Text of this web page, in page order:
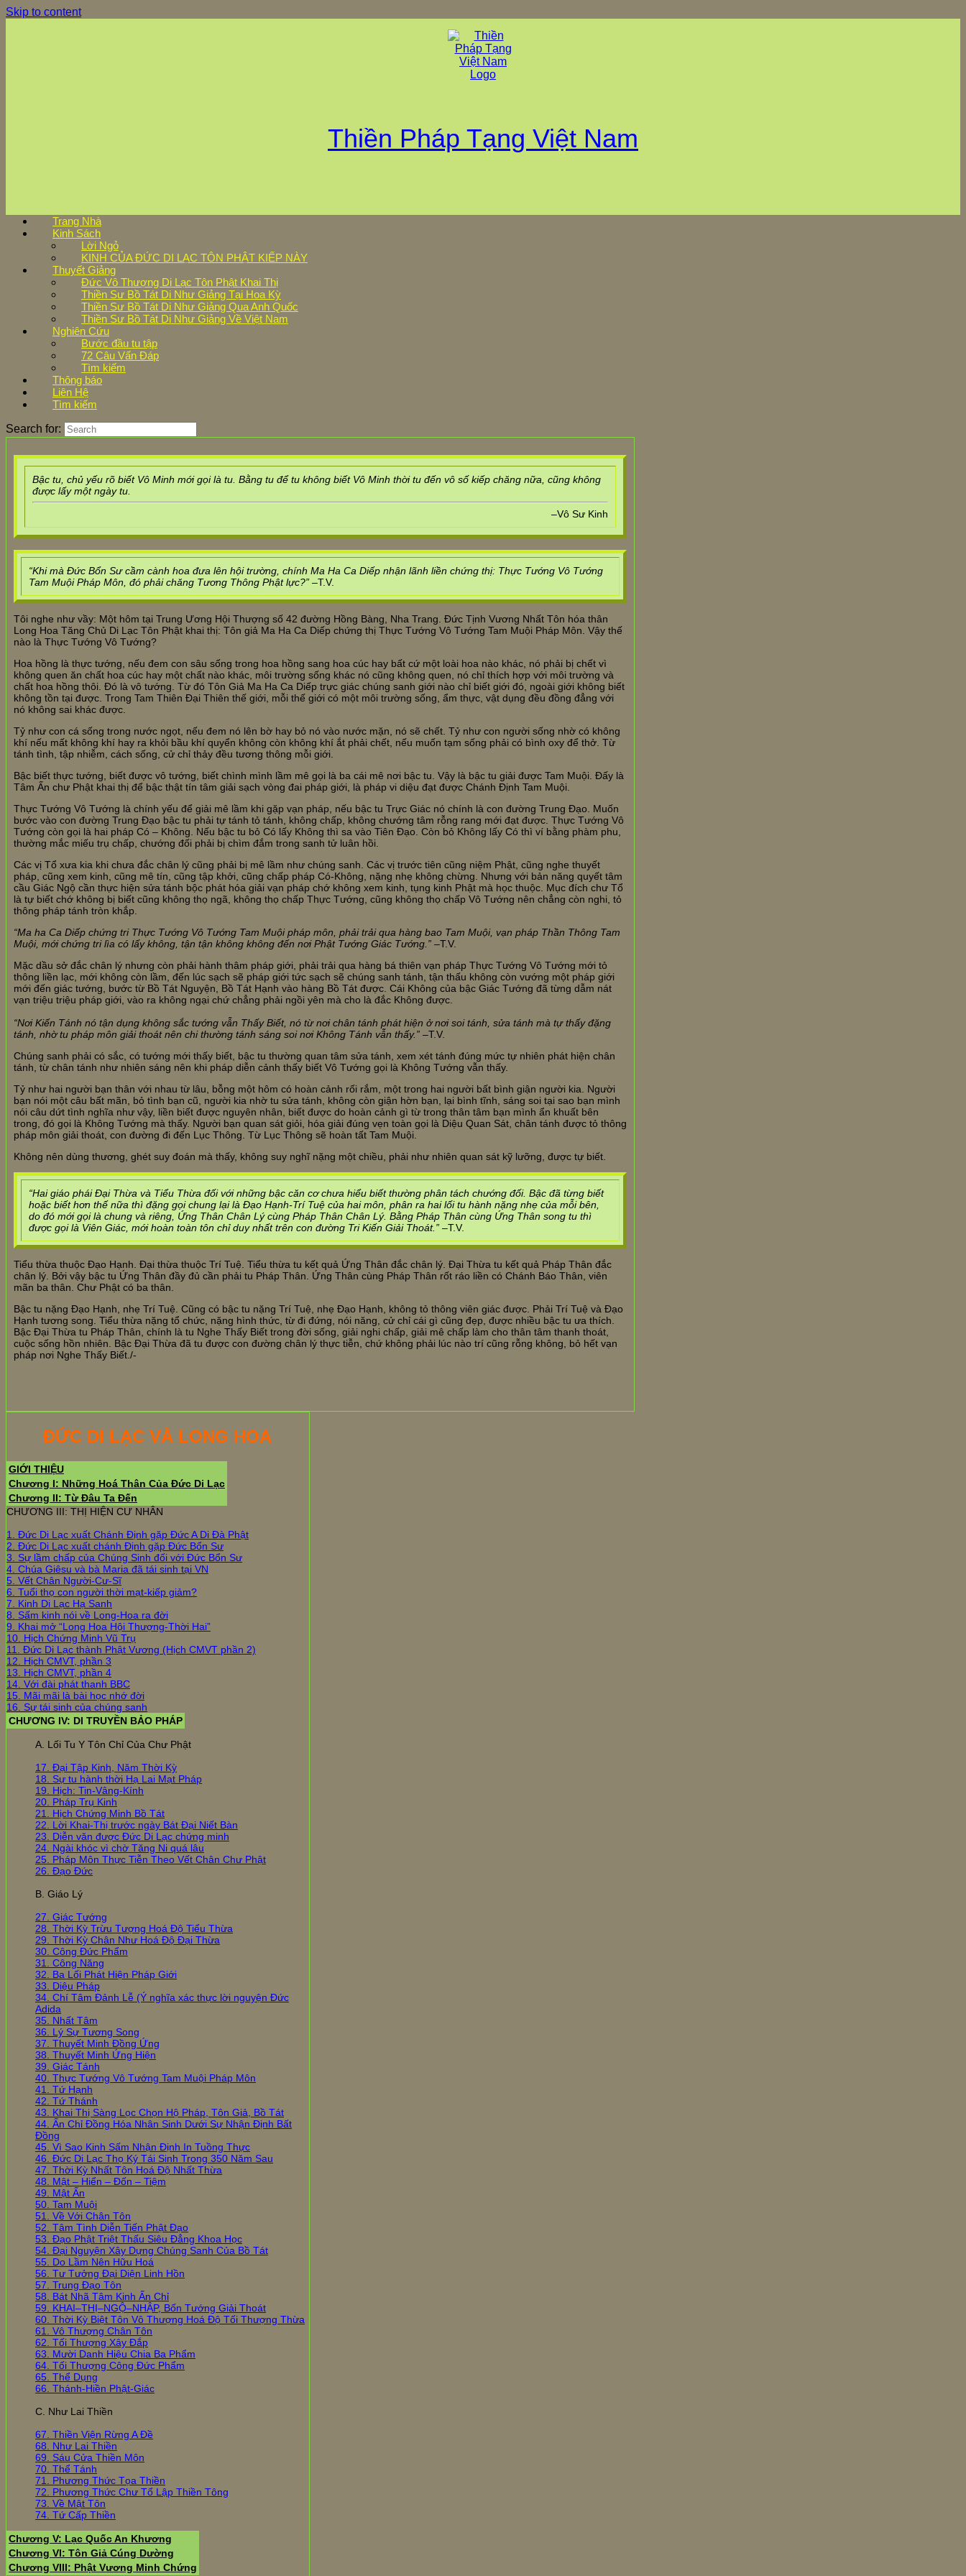
Skip to content
Thiền Pháp Tạng Việt Nam
Trang Nhà
Kinh Sách
Lời Ngỏ
KINH CỦA ĐỨC DI LẠC TÔN PHẬT KIẾP NÀY
Thuyết Giảng
Đức Vô Thượng Di Lạc Tôn Phật Khai Thị
Thiền Sư Bồ Tát Di Như Giảng Tại Hoa Kỳ
Thiền Sư Bồ Tát Di Như Giảng Qua Anh Quốc
Thiền Sư Bồ Tát Di Như Giảng Về Việt Nam
Nghiên Cứu
Bước đầu tu tập
72 Câu Vấn Đáp
Tìm kiếm
Thông báo
Liên Hệ
Tìm kiếm
Search for:
Bậc tu, chủ yếu rõ biết Vô Minh mới gọi là tu. Bằng tu để tu không biết Vô Minh thời tu đến vô số kiếp chăng nữa, cũng không
được lấy một ngày tu.
–Vô Sư Kinh
“Khi mà Đức Bổn Sư cầm cành hoa đưa lên hội trường, chính Ma Ha Ca Diếp nhận lãnh liền chứng thị: Thực Tướng Vô Tướng
Tam Muội Pháp Môn, đó phải chăng Tương Thông Phật lực?” –T.V.
Tôi nghe như vầy: Một hôm tại Trung Ương Hội Thượng số 42 đường Hồng Bàng, Nha Trang. Đức Tịnh Vương Nhất Tôn hóa thân
Long Hoa Tăng Chủ Di Lạc Tôn Phật khai thị: Tôn giả Ma Ha Ca Diếp chứng thị Thực Tướng Vô Tướng Tam Muội Pháp Môn. Vậy thế
nào là Thực Tướng Vô Tướng?
Hoa hồng là thực tướng, nếu đem con sâu sống trong hoa hồng sang hoa cúc hay bất cứ một loài hoa nào khác, nó phải bị chết vì
không quen ăn chất hoa cúc hay một chất nào khác, môi trường sống khác nó cũng không quen, nó chỉ thích hợp với môi trường và
chất hoa hồng thôi. Đó là vô tướng. Từ đó Tôn Giả Ma Ha Ca Diếp trực giác chúng sanh giới nào chỉ biết giới đó, ngoài giới không biết
không tồn tại được. Trong Tam Thiên Đại Thiên thế giới, mỗi thế giới có một môi trường sống, ẩm thực, vật dụng đều đồng đẳng với
nó không sai khác được.
Tỷ như con cá sống trong nước ngọt, nếu đem nó lên bờ hay bỏ nó vào nước mặn, nó sẽ chết. Tỷ như con người sống nhờ có không
khí nếu mất không khí hay ra khỏi bầu khí quyển không còn không khí ắt phải chết, nếu muốn tạm sống phải có bình oxy để thở. Từ
tánh tình, tập nhiễm, cách sống, cử chỉ thảy đều tương thông mỗi giới.
Bậc biết thực tướng, biết được vô tướng, biết chình mình lầm mê gọi là ba cái mê nơi bậc tu. Vậy là bậc tu giải được Tam Muội. Đấy là
Tâm Ấn chư Phật khai thị để bậc thật tín tâm giải sạch vòng đai pháp giới, là pháp vi diệu đạt được Chánh Định Tam Muội.
Thực Tướng Vô Tướng là chính yếu để giải mê lầm khi gặp vạn pháp, nếu bậc tu Trực Giác nó chính là con đường Trung Đạo. Muốn
bước vào con đường Trung Đạo bậc tu phải tự tánh tỏ tánh, không chấp, không chướng tâm rỗng rang mới đạt được. Thực Tướng Vô
Tướng còn gọi là hai pháp Có – Không. Nếu bậc tu bỏ Có lấy Không thì sa vào Tiên Đạo. Còn bỏ Không lấy Có thì ví bằng phàm phu,
thường mắc miếu trụ chấp, chướng đối phải bị chìm đắm trong sanh tử luân hồi.
Các vị Tổ xưa kia khi chưa đắc chân lý cũng phải bị mê lầm như chúng sanh. Các vị trước tiên cũng niệm Phật, cũng nghe thuyết
pháp, cũng xem kinh, cũng mê tín, cũng tập khởi, cũng chấp pháp Có-Không, nặng nhẹ không chừng. Nhưng với bản năng quyết tâm
cầu Giác Ngộ cần thực hiện sửa tánh bộc phát hóa giải vạn pháp chớ không xem kinh, tụng kinh Phật mà học thuộc. Mục đích chư Tổ
là tự biết chớ không bị biết cũng không thọ ngã, không thọ chấp Thực Tướng, cũng không thọ chấp Vô Tướng nên chẳng còn nghi, tỏ
thông pháp tánh tròn khắp.
“Ma ha Ca Diếp chứng tri Thực Tướng Vô Tướng Tam Muội pháp môn, phải trải qua hàng bao Tam Muội, vạn pháp Thần Thông Tam
Muội, mới chứng tri lìa có lấy không, tận tận không không đến nơi Phật Tướng Giác Tướng.” –T.V.
Mặc dầu sở đắc chân lý nhưng còn phải hành thâm pháp giới, phải trải qua hàng bá thiên vạn pháp Thực Tướng Vô Tướng mới tỏ
thông liền lạc, mới không còn lầm, đến lúc sạch sẽ pháp giới tức sạch sẽ chúng sanh tánh, tận thấu không còn vướng một pháp giới
mới đến giác tướng, bước từ Bồ Tát Nguyện, Bồ Tát Hạnh vào hàng Bồ Tát được. Cái Không của bậc Giác Tướng đã từng dẫm nát
vạn triệu triệu pháp giới, vào ra không ngại chứ chẳng phải ngồi yên mà cho là đắc Không được.
“Nơi Kiến Tánh nó tận dụng không sắc tướng vẫn Thấy Biết, nó từ nơi chân tánh phát hiện ở nơi soi tánh, sửa tánh mà tự thấy đặng
tánh, nhờ tu pháp môn giải thoát nên chi thường tánh sáng soi nơi Không Tánh vẫn thấy.” –T.V.
Chúng sanh phải có sắc, có tướng mới thấy biết, bậc tu thường quan tâm sửa tánh, xem xét tánh đúng mức tự nhiên phát hiện chân
tánh, từ chân tánh như nhiên sáng nên khi pháp diễn cảnh thấy biết Vô Tướng gọi là Không Tướng vẫn thấy.
Tỷ như hai người bạn thân với nhau từ lâu, bỗng một hôm có hoàn cảnh rối rắm, một trong hai người bất bình giận người kia. Người
bạn nói một câu bất mãn, bỏ tình bạn cũ, người kia nhờ tu sửa tánh, không còn giận hờn bạn, lại bình tĩnh, sáng soi tại sao bạn mình
nói câu dứt tình nghĩa như vậy, liền biết được nguyên nhân, biết được do hoàn cảnh gì từ trong thân tâm bạn mình ẩn khuất bên
trong, đó gọi là Không Tướng mà thấy. Người bạn quan sát giỏi, hóa giải đúng vẹn toàn gọi là Diệu Quan Sát, chân tánh được tỏ thông
pháp môn giải thoát, con đường đi đến Lục Thông. Từ Lục Thông sẽ hoàn tất Tam Muội.
Không nên dùng thương, ghét suy đoán mà thấy, không suy nghĩ nặng một chiều, phải như nhiên quan sát kỹ lưỡng, được tự biết.
“Hai giáo phái Đại Thừa và Tiểu Thừa đối với những bậc căn cơ chưa hiểu biết thường phân tách chướng đối. Bậc đã từng biết
hoặc biết hơn thế nữa thì đặng gọi chung lại là Đạo Hạnh-Trí Tuệ của hai môn, phân ra hai lối tu hành nặng nhẹ của mỗi bên,
do đó mới gọi là chung và riêng, Ứng Thân Chân Lý cùng Pháp Thân Chân Lý. Bằng Pháp Thân cùng Ứng Thân song tu thì
được gọi là Viên Giác, mới hoàn toàn tôn chỉ duy nhất trên con đường Tri Kiến Giải Thoát.” –T.V.
Tiểu thừa thuộc Đạo Hạnh. Đại thừa thuộc Trí Tuệ. Tiểu thừa tu kết quả Ứng Thân đắc chân lý. Đại Thừa tu kết quả Pháp Thân đắc
chân lý. Bởi vậy bậc tu Ứng Thân đầy đủ cần phải tu Pháp Thân. Ứng Thân cùng Pháp Thân rốt ráo liền có Chánh Báo Thân, viên
mãn ba thân. Chư Phật có ba thân.
Bậc tu nặng Đạo Hạnh, nhẹ Trí Tuệ. Cũng có bậc tu nặng Trí Tuệ, nhẹ Đạo Hạnh, không tỏ thông viên giác được. Phải Trí Tuệ và Đạo
Hạnh tương song. Tiểu thừa nặng tổ chức, nặng hình thức, từ đi đứng, nói năng, cử chỉ cái gì cũng đẹp, được nhiều bậc tu ưa thích.
Bậc Đại Thừa tu Pháp Thân, chính là tu Nghe Thấy Biết trong đời sống, giải nghi chấp, giải mê chấp làm cho thân tâm thanh thoát,
cuộc sống hồn nhiên. Bậc Đại Thừa đã tu được con đường chân lý thực tiễn, chứ không phải lúc nào trí cũng rỗng không, bỏ hết vạn
pháp nơi Nghe Thấy Biết./-
ĐỨC DI LẠC VÀ LONG HOA
GIỚI THIỆU
Chương I: Những Hoá Thân Của Đức Di Lạc
Chương II: Từ Đâu Ta Đến
CHƯƠNG III: THỊ HIỆN CƯ NHÂN
1. Đức Di Lạc xuất Chánh Định gặp Đức A Di Đà Phật
2. Đức Di Lạc xuất chánh Định gặp Đức Bổn Sư
3. Sự lầm chấp của Chúng Sinh đối với Đức Bổn Sư
4. Chúa Giêsu và bà Maria đã tái sinh tại VN
5. Vết Chân Người-Cư-Sĩ
6. Tuổi thọ con người thời mạt-kiếp giảm?
7. Kinh Di Lạc Hạ Sanh
8. Sấm kinh nói về Long-Hoa ra đời
9. Khai mở “Long Hoa Hội Thượng-Thời Hai”
10. Hịch Chứng Minh Vũ Trụ
11. Đức Di Lạc thành Phật Vương (Hịch CMVT phần 2)
12. Hịch CMVT, phần 3
13. Hịch CMVT, phần 4
14. Với đài phát thanh BBC
15. Mãi mãi là bài học nhớ đời
16. Sự tái sinh của chúng sanh
CHƯƠNG IV: DI TRUYỀN BẢO PHÁP
A. Lối Tu Y Tôn Chỉ Của Chư Phật
17. Đại Tập Kinh, Năm Thời Kỳ
18. Sự tu hành thời Hạ Lai Mạt Pháp
19. Hịch: Tin-Vâng-Kính
20. Pháp Trụ Kinh
21. Hịch Chứng Minh Bồ Tát
22. Lời Khai-Thị trước ngày Bát Đại Niết Bàn
23. Diễn văn được Đức Di Lạc chứng minh
24. Ngài khóc vì chờ Tăng Ni quá lâu
25. Pháp Môn Thực Tiễn Theo Vết Chân Chư Phật
26. Đạo Đức
B. Giáo Lý
27. Giác Tướng
28. Thời Kỳ Trừu Tượng Hoá Độ Tiểu Thừa
29. Thời Kỳ Chân Như Hoá Độ Đại Thừa
30. Công Đức Phẩm
31. Công Năng
32. Ba Lối Phát Hiện Pháp Giới
33. Diệu Pháp
34. Chí Tâm Đảnh Lễ (Ý nghĩa xác thực lời nguyện Đức
Adida
35. Nhất Tâm
36. Lý Sự Tương Song
37. Thuyết Minh Đồng Ứng
38. Thuyết Minh Ứng Hiện
39. Giác Tánh
40. Thực Tướng Vô Tướng Tam Muội Pháp Môn
41. Tứ Hạnh
42. Tứ Thánh
43. Khai Thị Sàng Lọc Chọn Hộ Pháp, Tôn Giả, Bồ Tát
44. Ấn Chỉ Đồng Hóa Nhân Sinh Dưới Sự Nhận Định Bất
Đồng
45. Vì Sao Kinh Sấm Nhận Định In Tuồng Thực
46. Đức Di Lạc Thọ Ký Tái Sinh Trong 350 Năm Sau
47. Thời Kỳ Nhất Tôn Hoá Độ Nhất Thừa
48. Mật – Hiển – Đốn – Tiệm
49. Mật Ấn
50. Tam Muội
51. Về Với Chân Tôn
52. Tâm Tình Diễn Tiến Phật Đạo
53. Đạo Phật Triệt Thấu Siêu Đẳng Khoa Học
54. Đại Nguyện Xây Dựng Chúng Sanh Của Bồ Tát
55. Do Lầm Nên Hữu Hoá
56. Tư Tưởng Đại Diện Linh Hồn
57. Trung Đạo Tôn
58. Bát Nhã Tâm Kinh Ấn Chỉ
59. KHAI–THỊ–NGỘ–NHẬP, Bốn Tướng Giải Thoát
60. Thời Kỳ Biệt Tôn Vô Thượng Hoá Độ Tối Thượng Thừa
61. Vô Thượng Chân Tôn
62. Tối Thượng Xây Đắp
63. Mười Danh Hiệu Chia Ba Phẩm
64. Tối Thượng Công Đức Phẩm
65. Thể Dụng
66. Thánh-Hiền Phật-Giác
C. Như Lai Thiền
67. Thiền Viện Rừng A Đề
68. Như Lai Thiền
69. Sáu Cửa Thiền Môn
70. Thể Tánh
71. Phương Thức Tọa Thiền
72. Phương Thức Chư Tổ Lập Thiền Tông
73. Về Mật Tôn
74. Tứ Cấp Thiền
Chương V: Lạc Quốc An Khương
Chương VI: Tôn Giả Cúng Dường
Chương VIII: Phật Vương Minh Chứng